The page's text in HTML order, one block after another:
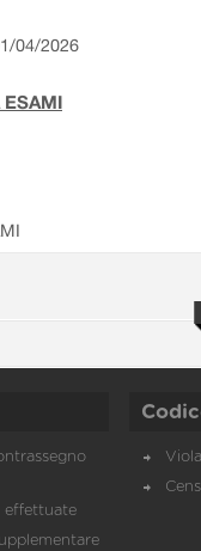
04/2026
ESAMI
effettuate